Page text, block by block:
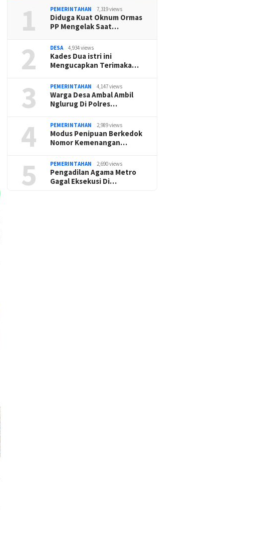
1 PEMERINTAHAN 7,319 views
Diduga Kuat Oknum Ormas
PP Mengelak Saat…
2 DESA 4,934 views
Kades Dua istri ini
Mengucapkan Terimaka…
3 PEMERINTAHAN 4,147 views
Warga Desa Ambal Ambil
Nglurug Di Polres…
4 PEMERINTAHAN 2,989 views
Modus Penipuan Berkedok
Nomor Kemenangan…
5 PEMERINTAHAN 2,690 views
Pengadilan Agama Metro
Gagal Eksekusi Di…